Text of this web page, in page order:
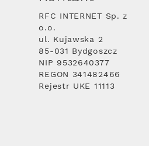
RFC INTERNET Sp. z
o.o.
ul. Kujawska 2
85-031 Bydgoszcz
NIP 9532640377
REGON 341482466
Rejestr UKE 11113